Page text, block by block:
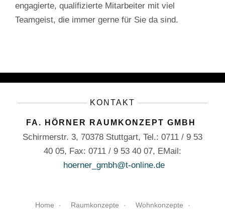
engagierte, qualifizierte Mitarbeiter mit viel
Teamgeist, die immer gerne für Sie da sind.
KONTAKT
FA. HÖRNER RAUMKONZEPT GMBH
Schirmerstr. 3, 70378 Stuttgart, Tel.: 0711 / 9 53
40 05, Fax: 0711 / 9 53 40 07, EMail:
hoerner_gmbh@t-online.de
Home Raumkonzepte Wohnkonzepte